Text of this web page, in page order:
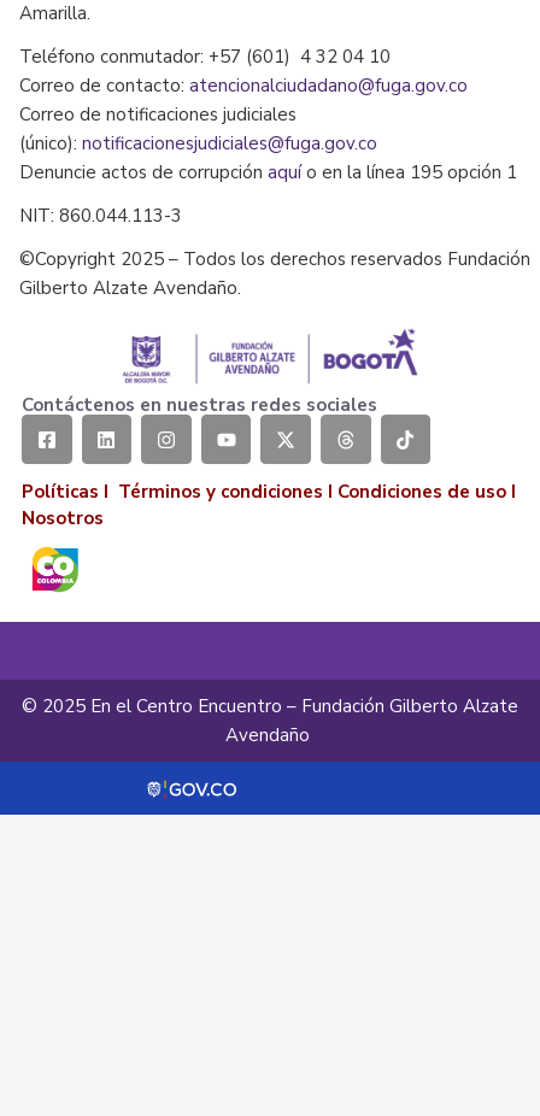
Amarilla.
Teléfono conmutador: +57 (601) 4 32 04 10
Correo de contacto: atencionalciudadano@fuga.gov.co
Correo de notificaciones judiciales
(único): notificacionesjudiciales@fuga.gov.co
Denuncie actos de corrupción aquío en la línea 195 opción 1
NIT: 860.044.113-3
©Copyright 2025 – Todos los derechos reservados Fundación
Gilberto Alzate Avendaño.
Contáctenos en nuestras redes sociales
Políticas I Términos y condiciones I Condiciones de uso I
Nosotros
© 2025 En el Centro Encuentro – Fundación Gilberto Alzate
Avendaño